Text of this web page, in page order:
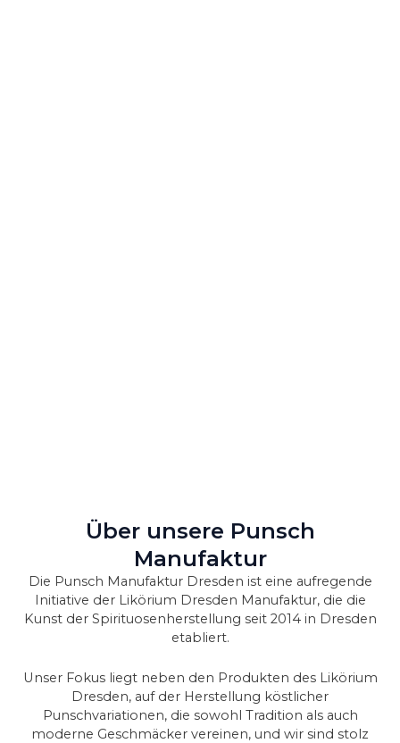
Über unsere Punsch
Manufaktur
Die Punsch Manufaktur Dresden ist eine aufregende
Initiative der Likörium Dresden Manufaktur, die die
Kunst der Spirituosenherstellung seit 2014 in Dresden
etabliert.
Unser Fokus liegt neben den Produkten des Likörium
Dresden, auf der Herstellung köstlicher
Punschvariationen, die sowohl Tradition als auch
moderne Geschmäcker vereinen, und wir sind stolz